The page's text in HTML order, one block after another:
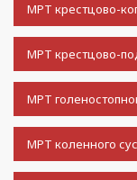
МРТ крестцово-
МРТ крестцово-
МРТ
МРТ коленного